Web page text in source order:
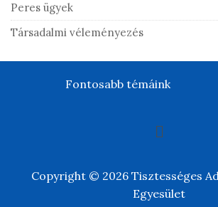
Peres ügyek
Társadalmi véleményezés
Fontosabb témáink
Copyright © 2026 Tisztességes
Egyesület